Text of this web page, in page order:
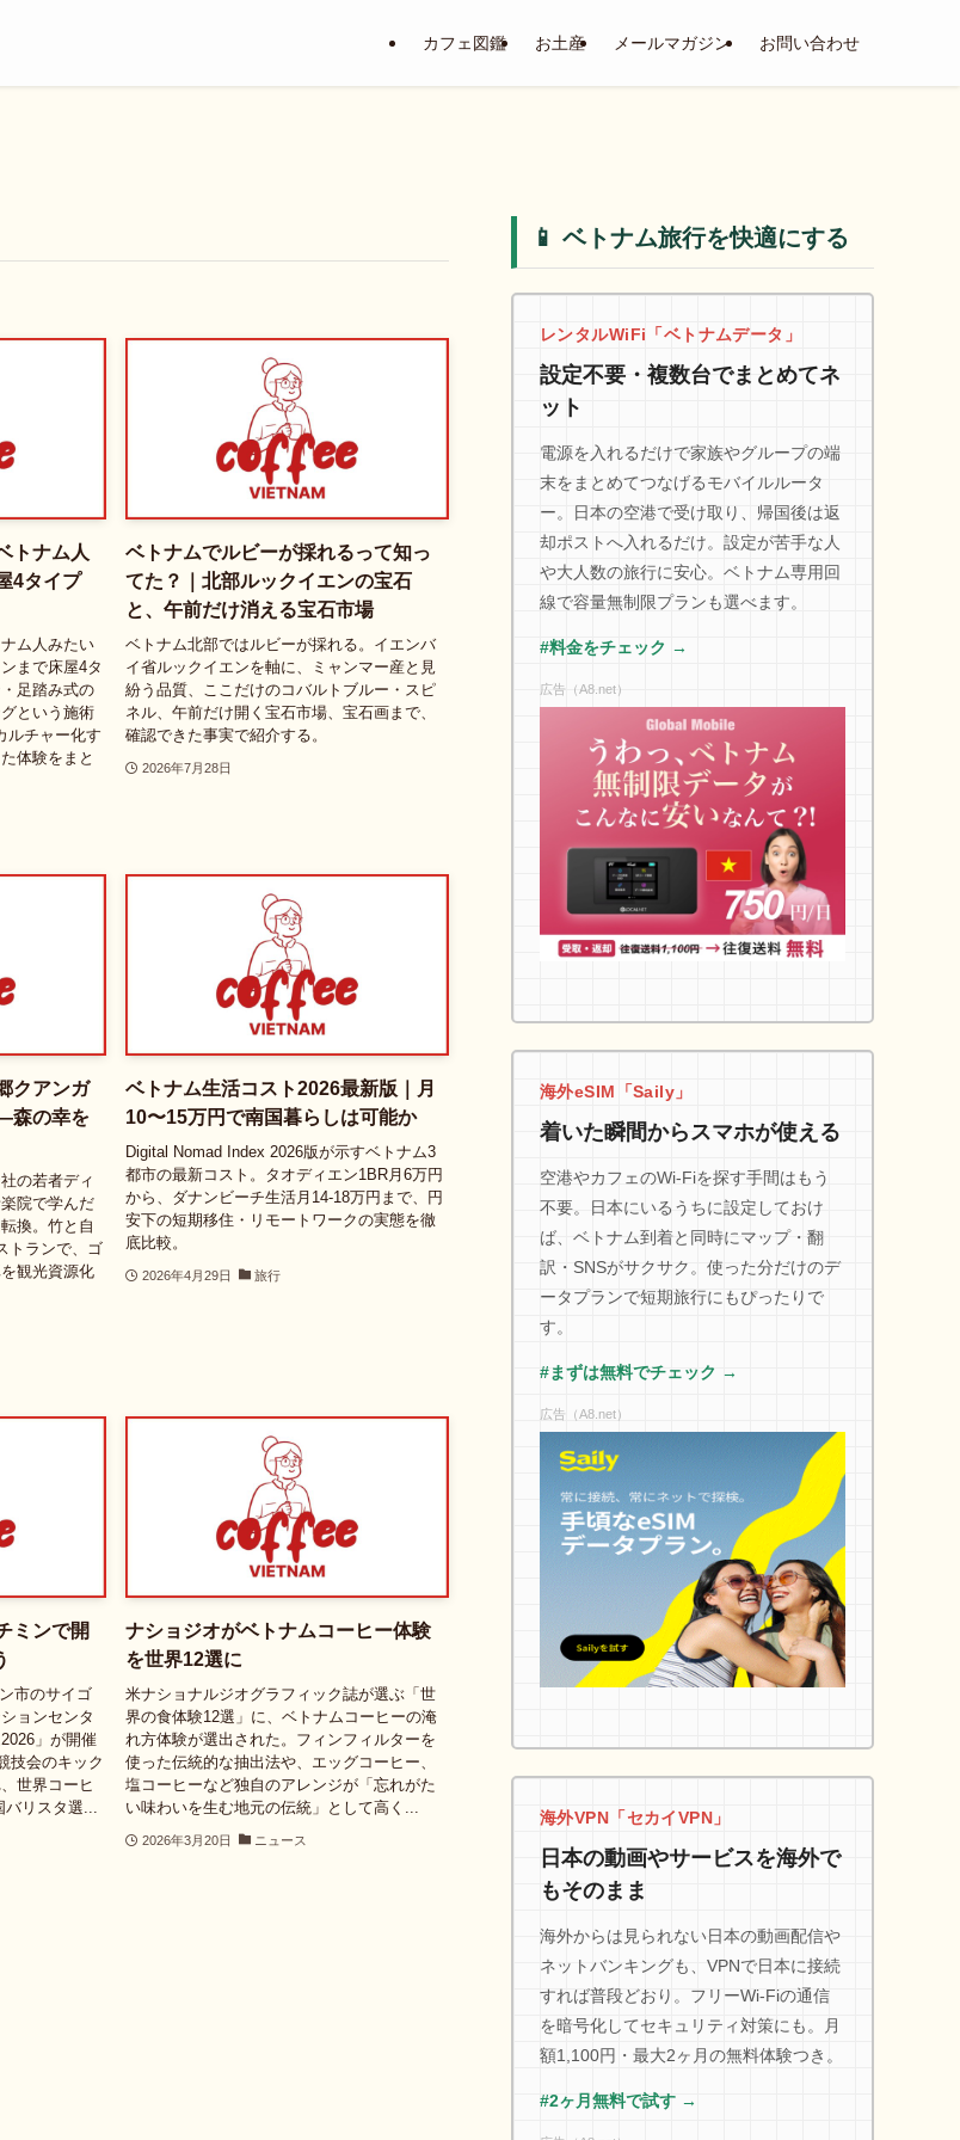
カフェ図鑑 お土産 メールマガジン お問い合わせ
トナム人
4タイプ
ム人みたい
まで床屋4タ
足踏み式の
という施術
ルチャー化す
体験をまと
ベトナムでルビーが採れるって知っ
てた？｜北部ルックイエンの宝石
と、午前だけ消える宝石市場
ベトナム北部ではルビーが採れる。イエンバ
イ省ルックイエンを軸に、ミャンマー産と見
紛う品質、ここだけのコバルトブルー・スピ
ネル、午前だけ開く宝石市場、宝石画まで、
確認できた事実で紹介する。
2026年7月28日
クアンガ
森の幸を
の若者ディ
院で学んだ
換。竹と自
トランで、ゴ
観光資源化
ベトナム生活コスト2026最新版｜月
10〜15万円で南国暮らしは可能か
Digital Nomad Index 2026版が示すベトナム3
都市の最新コスト。タオディエン1BR月6万円
から、ダナンビーチ生活月14-18万円まで、円
安下の短期移住・リモートワークの実態を徹
底比較。
2026年4月29日 旅行
ミンで開
市のサイゴ
ョンセンタ
」が開催
技会のキック
世界コーヒ
リスタ選...
ナショジオがベトナムコーヒー体験
を世界12選に
米ナショナルジオグラフィック誌が選ぶ「世
界の食体験12選」に、ベトナムコーヒーの淹
れ方体験が選出された。フィンフィルターを
使った伝統的な抽出法や、エッグコーヒー、
塩コーヒーなど独自のアレンジが「忘れがた
い味わいを生む地元の伝統」として高く...
2026年3月20日 ニュース
📱 ベトナム旅行を快適にする
レンタルWiFi「ベトナムデータ」
設定不要・複数台でまとめてネ
ット
電源を入れるだけで家族やグループの端
末をまとめてつなげるモバイルルータ
ー。日本の空港で受け取り、帰国後は返
却ポストへ入れるだけ。設定が苦手な人
や大人数の旅行に安心。ベトナム専用回
線で容量無制限プランも選べます。
#料金をチェック →
広告（A8.net）
海外eSIM「Saily」
着いた瞬間からスマホが使える
空港やカフェのWi-Fiを探す手間はもう
不要。日本にいるうちに設定しておけ
ば、ベトナム到着と同時にマップ・翻
訳・SNSがサクサク。使った分だけのデ
ータプランで短期旅行にもぴったりで
す。
#まずは無料でチェック →
広告（A8.net）
海外VPN「セカイVPN」
日本の動画やサービスを海外で
もそのまま
海外からは見られない日本の動画配信や
ネットバンキングも、VPNで日本に接続
すれば普段どおり。フリーWi-Fiの通信
を暗号化してセキュリティ対策にも。月
額1,100円・最大2ヶ月の無料体験つき。
#2ヶ月無料で試す →